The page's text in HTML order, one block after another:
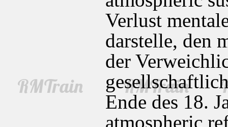
Verlust
darstelle, den
der
Ende des 18.
atmospheric